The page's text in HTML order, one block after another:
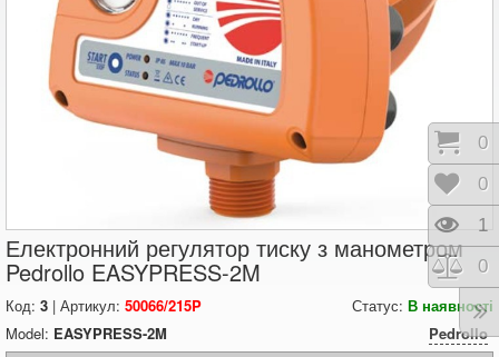
Електронний регулятор тиску з манометром
Pedrollo EASYPRESS-2M
Код: 3 | Артикул: 50066/215P Статус: В наявності
Model: EASYPRESS-2M Pedrollo
0
0
1
0